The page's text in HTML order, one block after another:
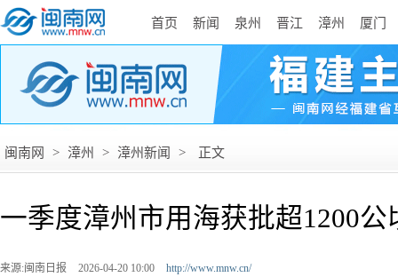
首页 新闻 泉州 晋江 漳州 厦门
闽南网 > 漳州 > 漳州新闻 > 正文
一季度漳州市用海获批超1200公
来源:闽南日报 2026-04-20 10:00 http://www.mnw.cn/